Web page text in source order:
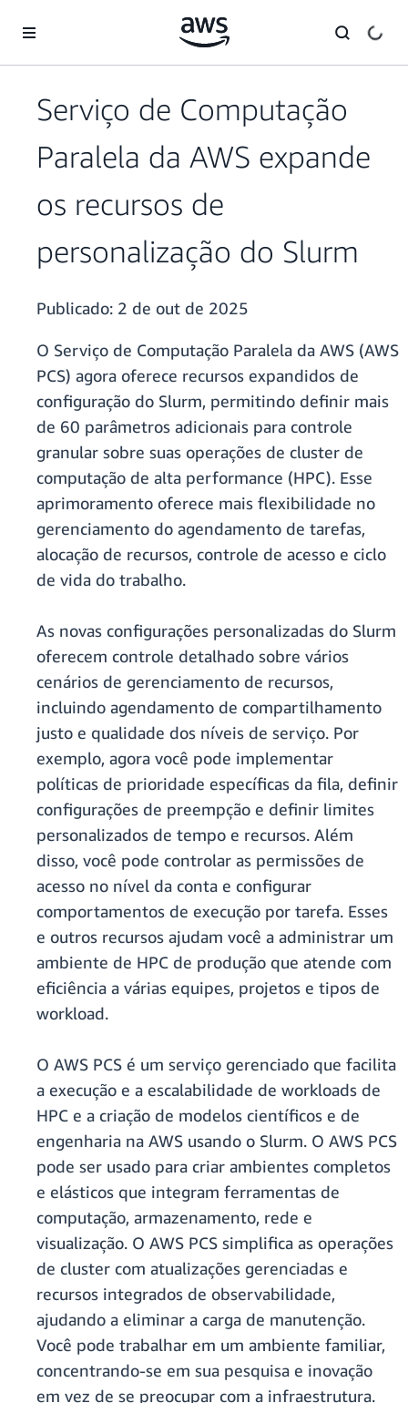
Pular para o conteúdo principal
Serviço de Computação
Paralela da AWS expande
os recursos de
personalização do Slurm
Publicado: 2 de out de 2025
O Serviço de Computação Paralela da AWS (AWS
PCS) agora oferece recursos expandidos de
configuração do Slurm, permitindo definir mais
de 60 parâmetros adicionais para controle
granular sobre suas operações de cluster de
computação de alta performance (HPC). Esse
aprimoramento oferece mais flexibilidade no
gerenciamento do agendamento de tarefas,
alocação de recursos, controle de acesso e ciclo
de vida do trabalho.
As novas configurações personalizadas do Slurm
oferecem controle detalhado sobre vários
cenários de gerenciamento de recursos,
incluindo agendamento de compartilhamento
justo e qualidade dos níveis de serviço. Por
exemplo, agora você pode implementar
políticas de prioridade específicas da fila, definir
configurações de preempção e definir limites
personalizados de tempo e recursos. Além
disso, você pode controlar as permissões de
acesso no nível da conta e configurar
comportamentos de execução por tarefa. Esses
e outros recursos ajudam você a administrar um
ambiente de HPC de produção que atende com
eficiência a várias equipes, projetos e tipos de
workload.
O AWS PCS é um serviço gerenciado que facilita
a execução e a escalabilidade de workloads de
HPC e a criação de modelos científicos e de
engenharia na AWS usando o Slurm. O AWS PCS
pode ser usado para criar ambientes completos
e elásticos que integram ferramentas de
computação, armazenamento, rede e
visualização. O AWS PCS simplifica as operações
de cluster com atualizações gerenciadas e
recursos integrados de observabilidade,
ajudando a eliminar a carga de manutenção.
Você pode trabalhar em um ambiente familiar,
concentrando-se em sua pesquisa e inovação
em vez de se preocupar com a infraestrutura.